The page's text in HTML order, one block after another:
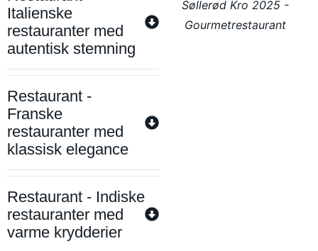
Italienske
restauranter med
autentisk stemning
Restaurant -
Franske
restauranter med
klassisk elegance
Restaurant - Indiske
restauranter med
varme krydderier
Søllerød Kro 2025 -
Gourmetrestaurant